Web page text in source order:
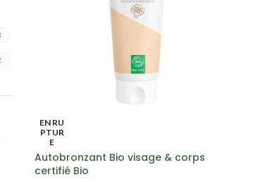
EN RU
PTUR
E
Autobronzant Bio visage & corps
certifié Bio